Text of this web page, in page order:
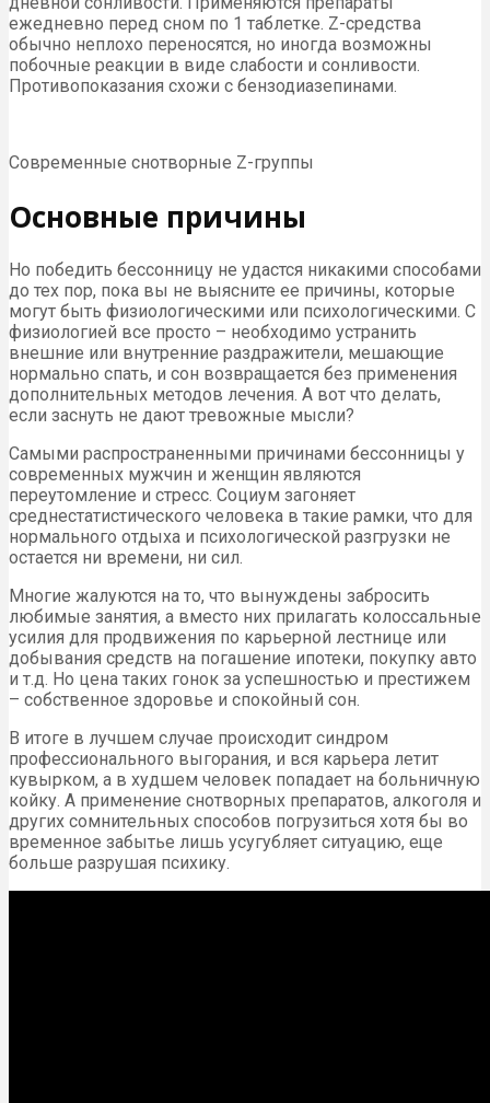
ежедневно перед сном по 1 таблетке. Z-средства
обычно неплохо переносятся, но иногда возможны
побочные реакции в виде слабости и сонливости.
Противопоказания схожи с бензодиазепинами.
Современные снотворные Z-группы
Основные причины
Но победить бессонницу не удастся никакими способами
до тех пор, пока вы не выясните ее причины, которые
могут быть физиологическими или психологическими. С
физиологией все просто – необходимо устранить
внешние или внутренние раздражители, мешающие
нормально спать, и сон возвращается без применения
дополнительных методов лечения. А вот что делать,
если заснуть не дают тревожные мысли?
Самыми распространенными причинами бессонницы у
современных мужчин и женщин являются
переутомление и стресс. Социум загоняет
среднестатистического человека в такие рамки, что для
нормального отдыха и психологической разгрузки не
остается ни времени, ни сил.
Многие жалуются на то, что вынуждены забросить
любимые занятия, а вместо них прилагать колоссальные
усилия для продвижения по карьерной лестнице или
добывания средств на погашение ипотеки, покупку авто
и т.д. Но цена таких гонок за успешностью и престижем
– собственное здоровье и спокойный сон.
В итоге в лучшем случае происходит синдром
профессионального выгорания, и вся карьера летит
кувырком, а в худшем человек попадает на больничную
койку. А применение снотворных препаратов, алкоголя и
других сомнительных способов погрузиться хотя бы во
временное забытье лишь усугубляет ситуацию, еще
больше разрушая психику.